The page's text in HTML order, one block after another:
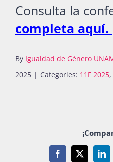
Consulta la
completa aquí.
By Igualdad de Género
2025 | Categories: 11F 2025,
Facebook
X